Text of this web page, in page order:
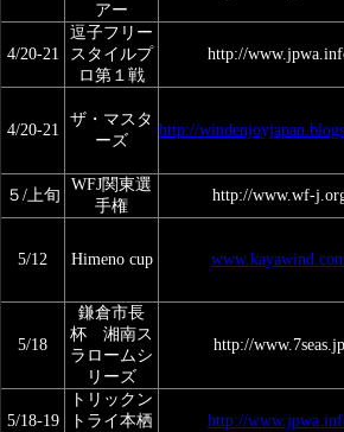
アー
4/20-21
逗子フリー
スタイルプ
ロ第１戦
http://
4/20-21
ザ・マスタ
ーズ
http://
５/上旬
WFJ関東選
手権
http://www.wf-
5/12 Himeno cup
5/18
鎌倉市長
杯 湘南ス
ラロームシ
リーズ
http://
5/18-19
トリックン
トライ本栖
http://